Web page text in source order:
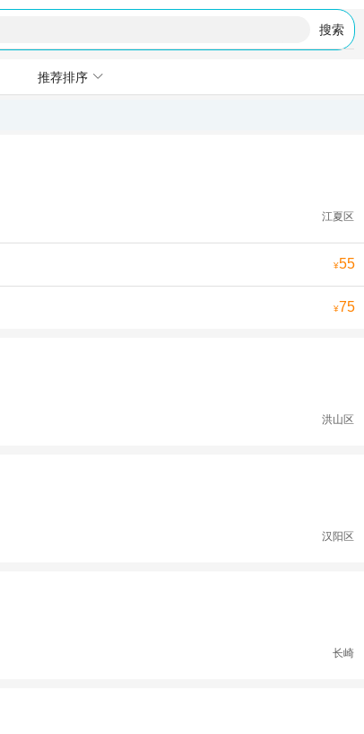
搜索
推荐排序
江夏区
¥55
¥75
洪山区
汉阳区
长崎